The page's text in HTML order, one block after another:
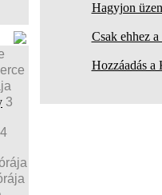
3
4
Hagyjon
Csak ehhez
Hozzáadás